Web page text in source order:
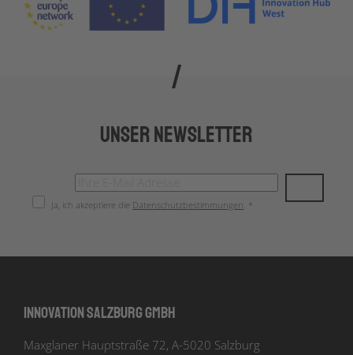
Unser Newsletter
Ja, ich akzeptiere die Datenschutzbestimmungen. *
Innovation Salzburg GmbH
Maxglaner Hauptstraße 72, A-5020 Salzburg